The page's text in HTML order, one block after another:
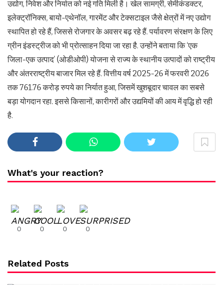
उद्योग, निवेश और निर्यात को नई गति मिली है। खेल सामग्री, सेमीकंडक्टर,
इलेक्ट्रॉनिक्स, बायो-एथेनॉल, गारमेंट और टेक्सटाइल जैसे क्षेत्रों में नए उद्योग
स्थापित हो रहे हैं, जिससे रोजगार के अवसर बढ़ रहे हैं. पर्यावरण संरक्षण के लिए
ग्रीन इंडस्ट्रीज को भी प्रोत्साहन दिया जा रहा है. उन्होंने बताया कि ‘एक
जिला-एक उत्पाद’ (ओडीओपी) योजना से राज्य के स्थानीय उत्पादों को राष्ट्रीय
और अंतरराष्ट्रीय बाजार मिल रहे हैं. वित्तीय वर्ष 2025-26 में फरवरी 2026
तक 761.76 करोड़ रुपये का निर्यात हुआ, जिसमें खुशबूदार चावल का सबसे
बड़ा योगदान रहा. इससे किसानों, कारीगरों और उद्यमियों की आय में वृद्धि हो रही
है.
What's your reaction?
0 0 0 0
Related Posts